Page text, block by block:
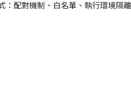
：配對機制、白名單、執行環境隔離